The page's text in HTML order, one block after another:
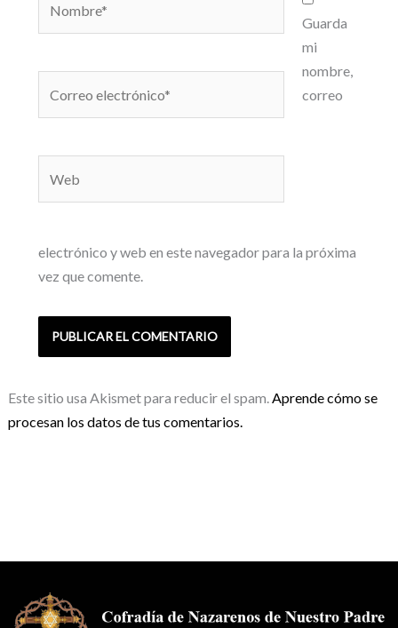
Guarda
mi
nombre,
correo
electrónico y web en este navegador para la próxima
vez que comente.
Este sitio usa Akismet para reducir el spam.Aprende cómo se
procesan los datos de tus comentarios.